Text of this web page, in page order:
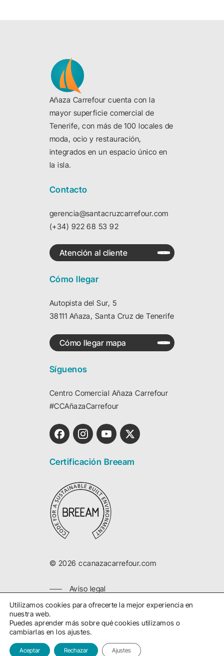
Añaza Carrefour cuenta con la
mayor superficie comercial de
Tenerife, con más de 100 locales de
moda, ocio y restauración,
integrados en un espacio único en
la isla.
Contacto
gerencia@santacruzcarrefour.com
(+34) 922 68 53 92
Atención al cliente
Cómo llegar
Autopista del Sur, 5
38111 Añaza, Santa Cruz de Tenerife
Cómo llegar mapa
Síguenos
Centro Comercial Añaza Carrefour
#CCAñazaCarrefour
Certificación Breeam
© 2026 ccanazacarrefour.com
Aviso legal
Política privacidad
Política cookies
Desarrollado por 3com
Utilizamos cookies para ofrecerte la mejor experiencia en
nuestra web.
Puedes aprender más sobre qué cookies utilizamos o
cambiarlas en los ajustes.
Aceptar Rechazar Ajustes